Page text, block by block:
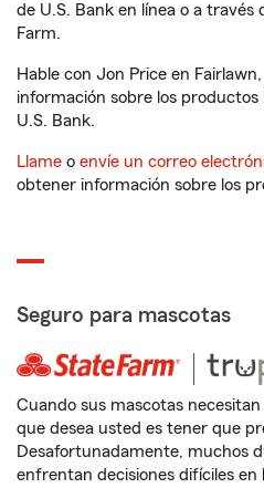
de U.S. Bank en línea o a través
Farm.
Hable con Jon Price en
información sobre los productos
U.S. Bank.
Llame o envíe un correo
obtener información sobre los
Seguro para mascotas
Cuando sus mascotas
que desea usted es tener que
Desafortunadamente, muchos
enfrentan decisiones difíciles en